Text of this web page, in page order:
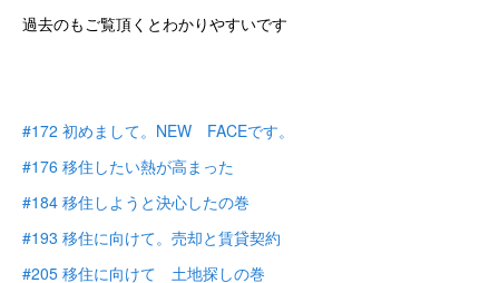
過去のもご覧頂くとわかりやすいです
#172 初めまして。NEW FACEです。
#176 移住したい熱が高まった
#184 移住しようと決心したの巻
#193 移住に向けて。売却と賃貸契約
#205 移住に向けて 土地探しの巻